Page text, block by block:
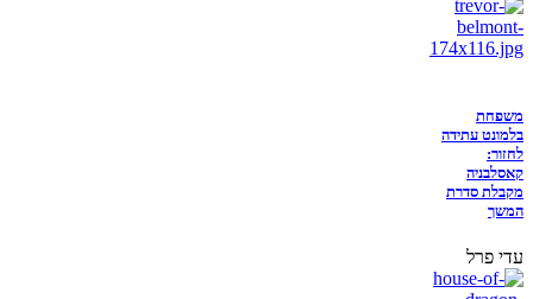
משפחת
בלמונט עתידה
לחזור:
קאסלבניה
מקבלת סדרת
המשך
עדי פרל